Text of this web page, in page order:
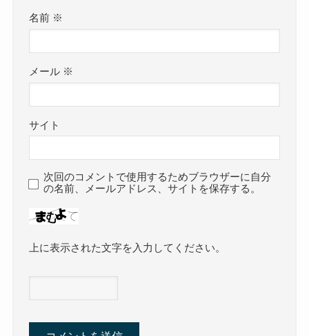
名前 ※
メール ※
サイト
次回のコメントで使用するためブラウザーに自分
の名前、メールアドレス、サイトを保存する。
上に表示された文字を入力してください。